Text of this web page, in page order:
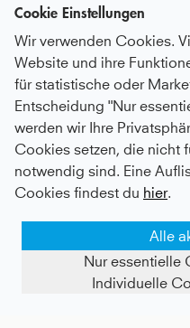
Cookie Einstellungen
Wir verwenden Cookies.
Website und ihre
für statistische oder
Entscheidung "Nur
werden wir Ihre
Cookies setzen, die nicht
notwendig sind. Eine
Cookies findest du hier.
Alle
Nur essentielle
Individuelle